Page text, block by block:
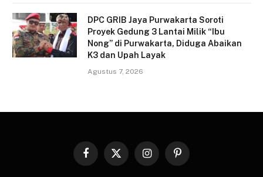
DPC GRIB Jaya Purwakarta Soroti
Proyek Gedung 3 Lantai Milik “Ibu
Nong” di Purwakarta, Diduga Abaikan
K3 dan Upah Layak
Agustus 7, 2026
Facebook
X
InstagramPinterest